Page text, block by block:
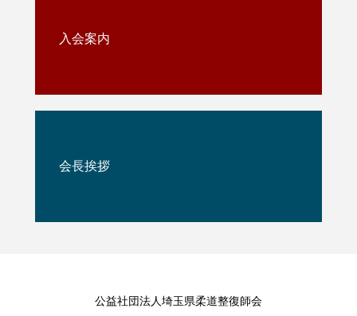
入会案内
会長挨拶
公益社団法人埼玉県柔道整復師会